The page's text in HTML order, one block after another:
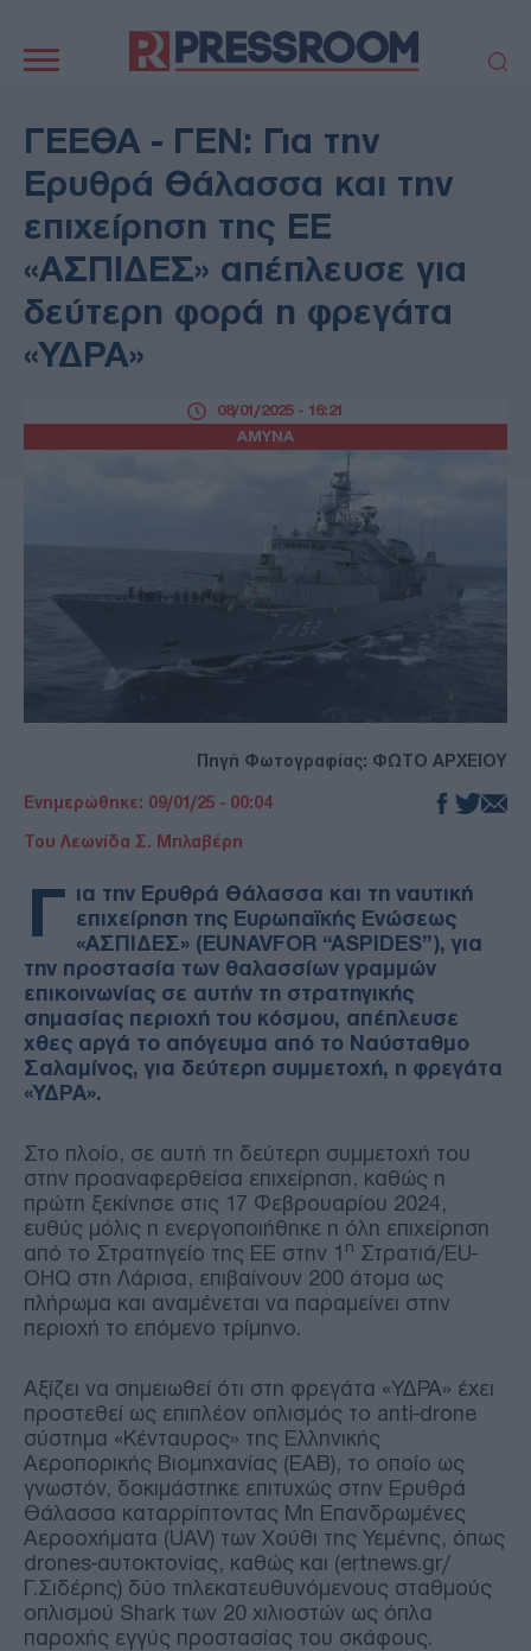
πλοήγηση
ΠΟΛΙΤΙΚΗ
ΕΚΚΛΗΣΙΑ
ΑΜΥΝΑ
ΔΙΕΘΝΗ
ΚΥΠΡΟΣ
MEDIA
LIFESTYLE
SPORTS
ΑΥΤΟΔΙΟΙΚΗΣΗ
AUTO - MOTO
ΖΩΔΙΑ
ΑΡΘΡΟΓΡΑΦΙΑ
ΓΕΕΘΑ - ΓΕΝ: Για την
Ερυθρά Θάλασσα και την
επιχείρηση της ΕΕ
«ΑΣΠΙΔΕΣ» απέπλευσε για
δεύτερη φορά η φρεγάτα
«ΥΔΡΑ»
ΑΜΥΝΑ
08/01/2025 - 16:21
Πηγή Φωτογραφίας: ΦΩΤΟ ΑΡΧΕΙΟΥ
Ενημερώθηκε: 09/01/25 - 00:04
Του Λεωνίδα Σ. Μπλαβέρη
Γ ια την Ερυθρά Θάλασσα και τη ναυτική
επιχείρηση της Ευρωπαϊκής Ενώσεως
«ΑΣΠΙΔΕΣ» (EUNAVFOR “ASPIDES”), για
την προστασία των θαλασσίων γραμμών
επικοινωνίας σε αυτήν τη στρατηγικής
σημασίας περιοχή του κόσμου, απέπλευσε
χθες αργά το απόγευμα από το Ναύσταθμο
Σαλαμίνος, για δεύτερη συμμετοχή, η φρεγάτα
«ΥΔΡΑ».
Στο πλοίο, σε αυτή τη δεύτερη συμμετοχή του
στην προαναφερθείσα επιχείρηση, καθώς η
πρώτη ξεκίνησε στις 17 Φεβρουαρίου 2024,
ευθύς μόλις η ενεργοποιήθηκε η όλη επιχείρηση
από το Στρατηγείο της ΕΕ στην 1 η Στρατιά/EU-
OHQ στη Λάρισα, επιβαίνουν 200 άτομα ως
πλήρωμα και αναμένεται να παραμείνει στην
περιοχή το επόμενο τρίμηνο.
Αξίζει να σημειωθεί ότι στη φρεγάτα «ΥΔΡΑ» έχει
προστεθεί ως επιπλέον οπλισμός το anti-drone
σύστημα «Κένταυρος» της Ελληνικής
Αεροπορικής Βιομηχανίας (ΕΑΒ), το οποίο ως
γνωστόν, δοκιμάστηκε επιτυχώς στην Ερυθρά
Θάλασσα καταρρίπτοντας Μη Επανδρωμένες
Αεροοχήματα (UAV) των Χούθι της Υεμένης, όπως
drones-αυτοκτονίας, καθώς και (ertnews.gr/
Γ.Σιδέρης) δύο τηλεκατευθυνόμενους σταθμούς
οπλισμού Shark των 20 χιλιοστών ως όπλα
παροχής εγγύς προστασίας του σκάφους.